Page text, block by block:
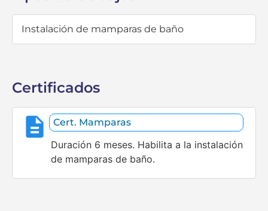
Instalación de mamparas de baño
Certificados
Cert. Mamparas
Duración 6 meses. Habilita a la instalación
de mamparas de baño.